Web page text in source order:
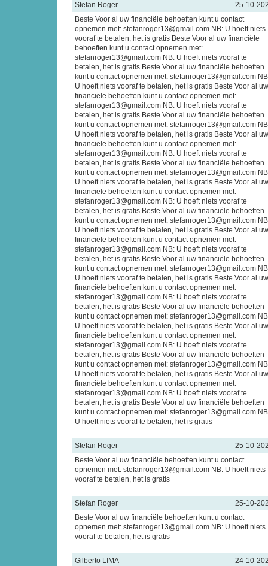
Stefan Roger
25-10-
Beste Voor al uw financiële behoeften kunt u contact
opnemen met: stefanroger13@gmail.com NB: U hoeft niets
vooraf te betalen, het is gratis Beste Voor al uw financiële
behoeften kunt u contact opnemen met:
stefanroger13@gmail.com NB: U hoeft niets vooraf te
betalen, het is gratis Beste Voor al uw financiële behoeften
kunt u contact opnemen met: stefanroger13@gmail.com
U hoeft niets vooraf te betalen, het is gratis Beste Voor al uw
financiële behoeften kunt u contact opnemen met:
stefanroger13@gmail.com NB: U hoeft niets vooraf te
betalen, het is gratis Beste Voor al uw financiële behoeften
kunt u contact opnemen met: stefanroger13@gmail.com
U hoeft niets vooraf te betalen, het is gratis Beste Voor al uw
financiële behoeften kunt u contact opnemen met:
stefanroger13@gmail.com NB: U hoeft niets vooraf te
betalen, het is gratis Beste Voor al uw financiële behoeften
kunt u contact opnemen met: stefanroger13@gmail.com
U hoeft niets vooraf te betalen, het is gratis Beste Voor al uw
financiële behoeften kunt u contact opnemen met:
stefanroger13@gmail.com NB: U hoeft niets vooraf te
betalen, het is gratis Beste Voor al uw financiële behoeften
kunt u contact opnemen met: stefanroger13@gmail.com
U hoeft niets vooraf te betalen, het is gratis Beste Voor al uw
financiële behoeften kunt u contact opnemen met:
stefanroger13@gmail.com NB: U hoeft niets vooraf te
betalen, het is gratis Beste Voor al uw financiële behoeften
kunt u contact opnemen met: stefanroger13@gmail.com
U hoeft niets vooraf te betalen, het is gratis Beste Voor al uw
financiële behoeften kunt u contact opnemen met:
stefanroger13@gmail.com NB: U hoeft niets vooraf te
betalen, het is gratis Beste Voor al uw financiële behoeften
kunt u contact opnemen met: stefanroger13@gmail.com
U hoeft niets vooraf te betalen, het is gratis Beste Voor al uw
financiële behoeften kunt u contact opnemen met:
stefanroger13@gmail.com NB: U hoeft niets vooraf te
betalen, het is gratis Beste Voor al uw financiële behoeften
kunt u contact opnemen met: stefanroger13@gmail.com
U hoeft niets vooraf te betalen, het is gratis Beste Voor al uw
financiële behoeften kunt u contact opnemen met:
stefanroger13@gmail.com NB: U hoeft niets vooraf te
betalen, het is gratis Beste Voor al uw financiële behoeften
kunt u contact opnemen met: stefanroger13@gmail.com
U hoeft niets vooraf te betalen, het is gratis
Stefan Roger
25-10-
Beste Voor al uw financiële behoeften kunt u contact
opnemen met: stefanroger13@gmail.com NB: U hoeft niets
vooraf te betalen, het is gratis
Stefan Roger
25-10-
Beste Voor al uw financiële behoeften kunt u contact
opnemen met: stefanroger13@gmail.com NB: U hoeft niets
vooraf te betalen, het is gratis
Gilberto LIMA 24-10-